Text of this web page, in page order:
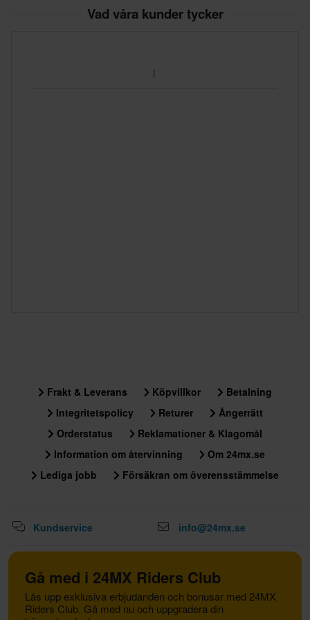
Vad våra kunder tycker
Frakt & Leverans Köpvillkor
Betalning
Integritetspolicy
Returer
Ångerrätt
Orderstatus
Reklamationer & Klagomål
Information om återvinning
Om 24mx.se
Lediga jobb
Försäkran om överensstämmelse
Kundservice info@24mx.se
Gå med i 24MX Riders Club
Lås upp exklusiva erbjudanden och bonusar med 24MX
Riders Club. Gå med nu och uppgradera din